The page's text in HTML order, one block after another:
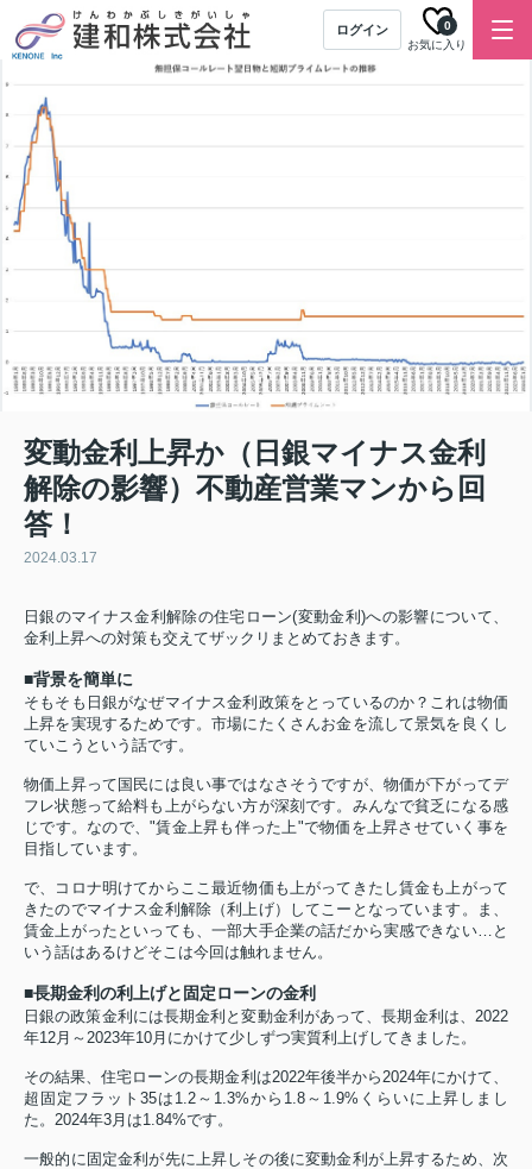
ログイン
お気に入り
0
変動金利上昇か（日銀マイナス金利
解除の影響）不動産営業マンから回
答！
2024.03.17
日銀のマイナス金利解除の住宅ローン(変動金利)への影響について、
金利上昇への対策も交えてザックリまとめておきます。
■背景を簡単に
そもそも日銀がなぜマイナス金利政策をとっているのか？これは物価
上昇を実現するためです。市場にたくさんお金を流して景気を良くし
ていこうという話です。
物価上昇って国民には良い事ではなさそうですが、物価が下がってデ
フレ状態って給料も上がらない方が深刻です。みんなで貧乏になる感
じです。なので、"賃金上昇も伴った上"で物価を上昇させていく事を
目指しています。
で、コロナ明けてからここ最近物価も上がってきたし賃金も上がって
きたのでマイナス金利解除（利上げ）してこーとなっています。ま、
賃金上がったといっても、一部大手企業の話だから実感できない…と
いう話はあるけどそこは今回は触れません。
■長期金利の利上げと固定ローンの金利
日銀の政策金利には長期金利と変動金利があって、長期金利は、2022
年12月～2023年10月にかけて少しずつ実質利上げしてきました。
その結果、住宅ローンの長期金利は2022年後半から2024年にかけて、
超固定フラット35は1.2～1.3%から1.8～1.9%くらいに上昇しまし
た。2024年3月は1.84%です。
一般的に固定金利が先に上昇しその後に変動金利が上昇するため、次